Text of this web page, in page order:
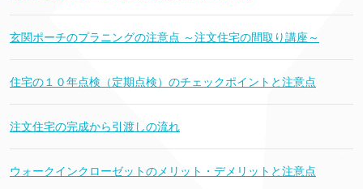
玄関ポーチのプラニングの注意点 ～注文住宅の間取り講座～
住宅の１０年点検（定期点検）のチェックポイントと注意点
注文住宅の完成から引渡しの流れ
ウォークインクローゼットのメリット・デメリットと注意点